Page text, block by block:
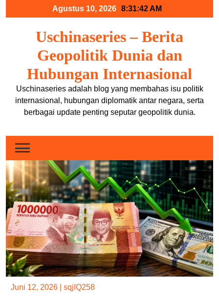
Agustus 10, 2026 8:31:43 AM
Uschinaseries – Berita
Geopolitik Dunia dan
Hubungan Internasional
Uschinaseries adalah blog yang membahas isu politik
internasional, hubungan diplomatik antar negara, serta
berbagai update penting seputar geopolitik dunia.
Juni 12, 2026 sqjIQ258